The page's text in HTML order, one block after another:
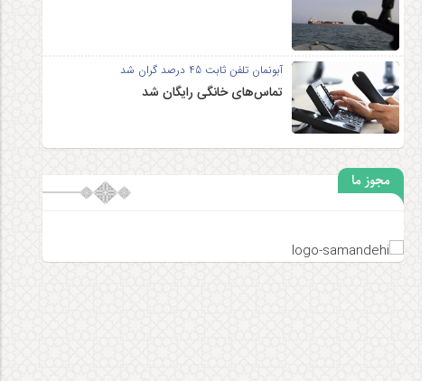
آبونمان تلفن ثابت 45 درصد گران شد
تماس‌های خانگی رایگان شد
مجوز ما